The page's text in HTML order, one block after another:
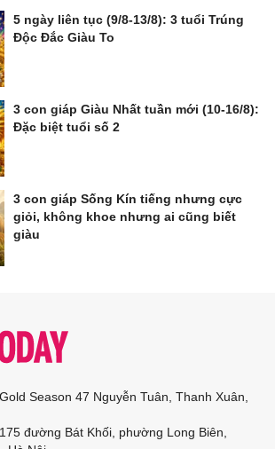
5 ngày liên tục (9/8-13/8): 3 tuổi Trúng
Độc Đắc Giàu To
3 con giáp Giàu Nhất tuần mới (10-16/8):
Đặc biệt tuổi số 2
3 con giáp Sống Kín tiếng nhưng cực
giỏi, không khoe nhưng ai cũng biết
giàu
Season 47 Nguyễn Tuân, Thanh Xuân,
đường Bát Khối, phường Long Biên,